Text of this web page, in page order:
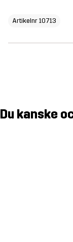
Artikelnr 10713
Du kanske